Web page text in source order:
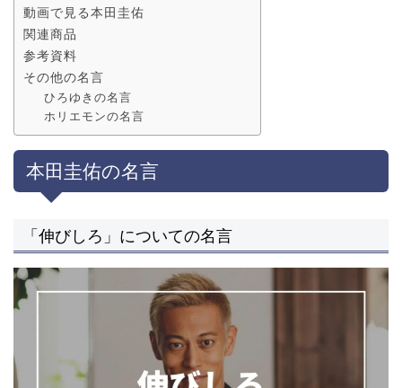
動画で見る本田圭佑
関連商品
参考資料
その他の名言
ひろゆきの名言
ホリエモンの名言
本田圭佑の名言
「伸びしろ」についての名言